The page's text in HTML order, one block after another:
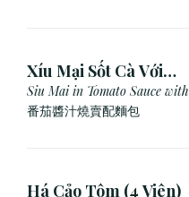
Xíu Mại Sốt Cà Với
Bánh Mì (1 Viên)
Siu Mai in Tomato Sauce with
Bread
番茄醬汁燒賣配麵包
Há Cảo Tôm (4 Viên)